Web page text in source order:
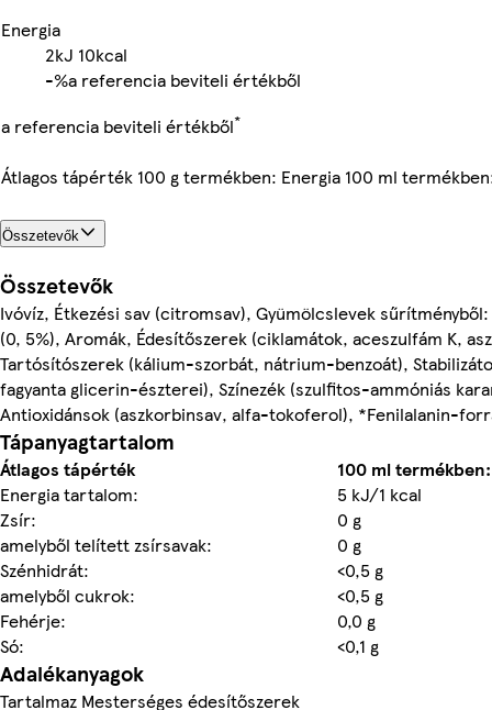
Energia
2kJ 10kcal
-%a referencia beviteli értékből
a referencia beviteli értékből*
Átlagos tápérték 100 g termékben: Energia 100 ml
Összetevők
Összetevők
Ivóvíz, Étkezési sav (citromsav), Gyümölcslevek
(0, 5%), Aromák, Édesítőszerek (ciklamátok, aceszulfám K,
Tartósítószerek (kálium-szorbát, nátrium-benzoát),
fagyanta glicerin-észterei), Színezék (szulfitos-ammóniás
Antioxidánsok (aszkorbinsav, alfa-tokoferol), *Fenilalanin-
Tápanyagtartalom
Átlagos tápérték
100 ml termékben:
Energia tartalom:
5 kJ/1 kcal
Zsír:
0 g
amelyből telített zsírsavak:
0 g
Szénhidrát:
<0,5 g
amelyből cukrok:
<0,5 g
Fehérje:
0,0 g
Só:
<0,1 g
Adalékanyagok
Tartalmaz Mesterséges édesítőszerek